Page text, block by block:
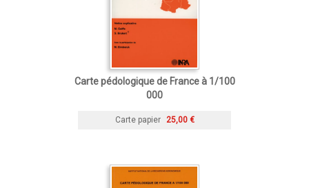
Carte pédologique de France à 1/100
000
Carte papier 25,00 €